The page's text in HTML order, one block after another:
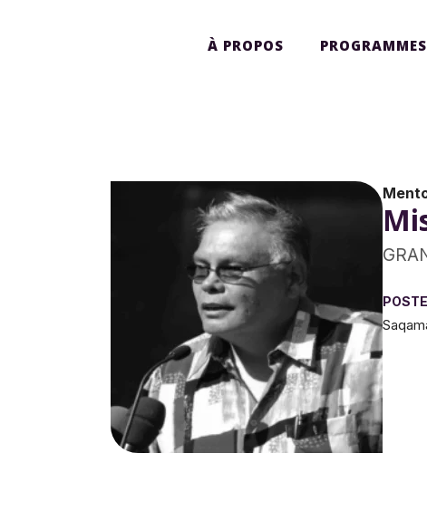
À PROPOS PROGRAMMES
POSTE